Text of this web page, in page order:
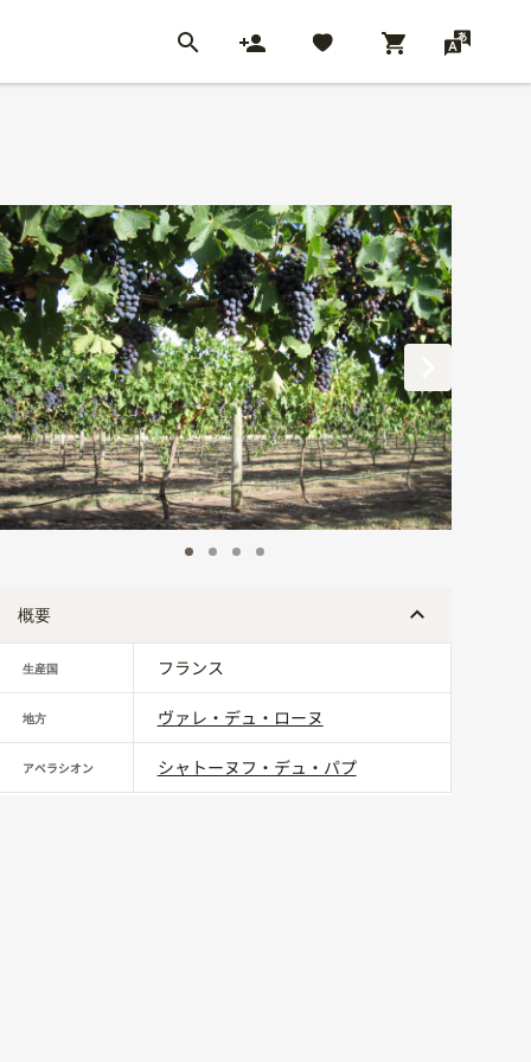
概要
生産国 フランス
地方 ヴァレ・デュ・ローヌ
アペラシオン シャトーヌフ・デュ・パプ